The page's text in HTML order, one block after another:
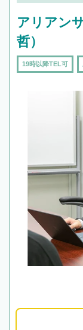
アリアン
哲）
19時以降TEL可